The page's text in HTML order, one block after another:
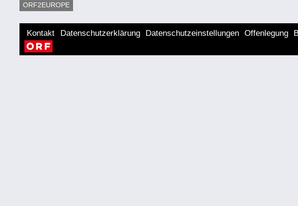
ORF2EUROPE
Kontakt Datenschutzerklärung Datenschutzeinstellungen Offenlegung